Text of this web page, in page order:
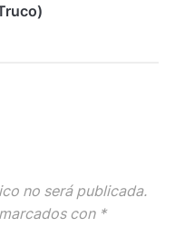
no será publicada.
con *